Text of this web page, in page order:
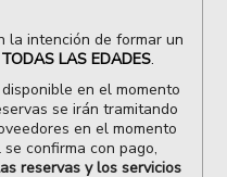
la intención de formar un
TODAS LAS EDADES.
en el momento
se irán tramitando
en el momento
confirma con pago,
reservas y los servicios